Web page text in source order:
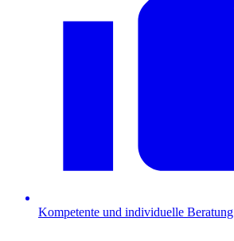
Kompetente und individuelle Beratung